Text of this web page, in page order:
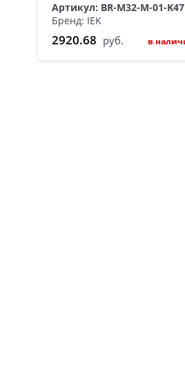
Артикул: BR-M32-M-01-K47
Бренд: IEK
2920.68 руб. в